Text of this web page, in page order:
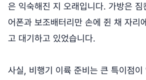
은 익숙해진 지 오래입니다. 가방은 짐
어폰과 보조배터리만 손에 쥔 채 자리
고 대기하고 있었습니다.
사실, 비행기 이륙 준비는 큰 특이점